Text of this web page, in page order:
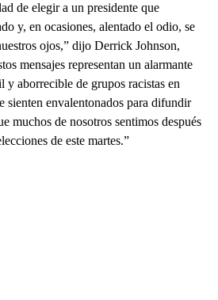
de elegir a un presidente que
y, en ocasiones, alentado el odio, se
ojos,” dijo Derrick Johnson,
mensajes representan un alarmante
y aborrecible de grupos racistas en
sienten envalentonados para difundir
muchos de nosotros sentimos después
de este martes.”